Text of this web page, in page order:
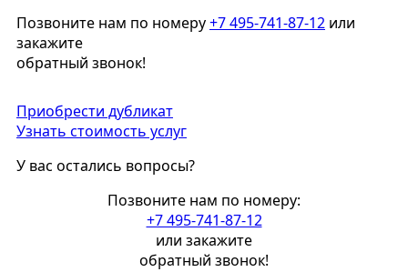
Позвоните нам по номеру+7 495-741-87-12 или
закажите
обратный звонок!
Приобрести дубликат
Узнать стоимость услуг
У вас остались вопросы?
Позвоните нам по номеру:
+7 495-741-87-12
или закажите
обратный звонок!